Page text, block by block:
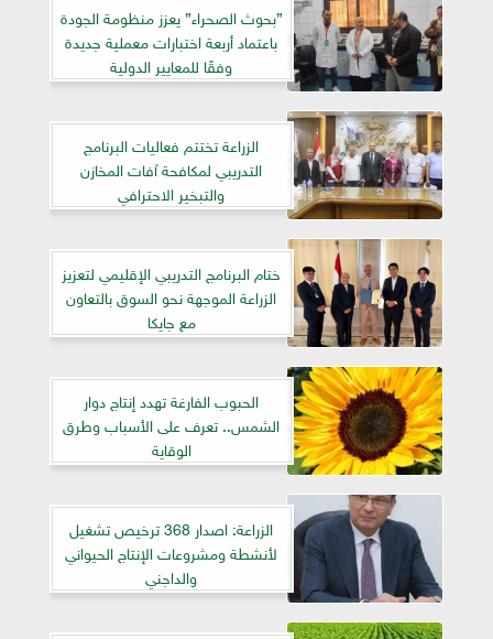
”بحوث الصحراء” يعزز منظومة الجودة
باعتماد أربعة اختبارات معملية جديدة
وفقًا للمعايير الدولية
الزراعة تختتم فعاليات البرنامج
التدريبي لمكافحة آفات المخازن
والتبخير الاحترافي
ختام البرنامج التدريبي الإقليمي لتعزيز
الزراعة الموجهة نحو السوق بالتعاون
مع جايكا
الحبوب الفارغة تهدد إنتاج دوار
الشمس.. تعرف على الأسباب وطرق
الوقاية
الزراعة: اصدار 368 ترخيص تشغيل
لأنشطة ومشروعات الإنتاج الحيواني
والداجني